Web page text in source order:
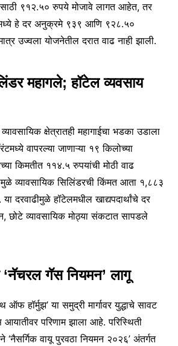
९१२.५० रुपये मोजावे लागत आहेत, तर
हे दर अनुक्रमे ९३९ आणि ९२८.५०
उज्वला योजनेतील दरात वाढ नाही झाली.
महागले; हॉटेल व्यवसाय
क्षेत्रातही महागाईचा भडका उडाला
वापरल्या जाणाऱ्या १९ किलोच्या
किमतीत ११४.५ रुपयांची मोठी वाढ
व्यावसायिक सिलिंडरची किंमत आता १,८८३
दरवाढीमुळे हॉटेलमधील खाद्यपदार्थांचे दर
छोटे व्यावसायिक मोठ्या संकटात सापडले
‘नॅचरल गॅस नियमन’ लागू
ऑफ हॉर्मुझ’ या समुद्री मार्गावर युद्धाचे सावट
आयातीवर परिणाम झाला आहे. परिस्थिती
‘नैसर्गिक वायू पुरवठा नियमन २०२६’ अंतर्गत